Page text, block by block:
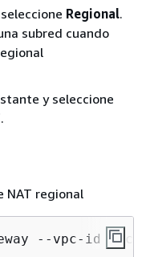
Regional.
subred cuando
y seleccione
.
NAT regional
--vpc-id